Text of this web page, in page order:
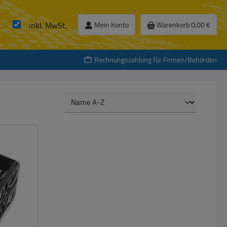
inkl. MwSt. Mein Konto Warenkorb0,00 €
Rechnungszahlung für Firmen/Behörden